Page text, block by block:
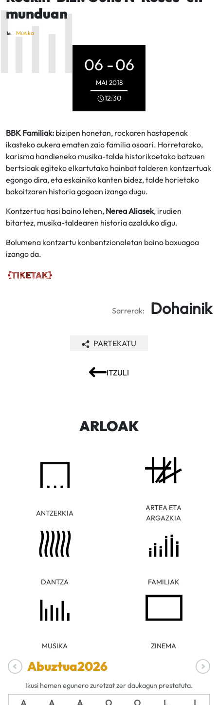
munduan
Musika
06 -06
MAI 2018
12:30
BBK Familiak: bizipen honetan, rockaren hastapenak
ikasteko aukera ematen zaio familia osoari. Horretarako,
karisma handieneko musika-talde historikoetako batzuen
bertsioak egiteko elkartutako hainbat talderen kontzertuak
egongo dira, eta eskainiko kanten bidez, talde horietako
bakoitzaren historia gogoan izango dugu.
Kontzertua hasi baino lehen, Nerea Aliasek, irudien
bitartez, musika-taldearen historia azalduko digu.
Bolumena kontzertu konbentzionaletan baino baxuagoa
izango da.
Sarrerak: Dohainik
ITZULI
PARTEKATU
ARLOAK
ANTZERKIA
ARTEA ETA
ARGAZKIA
DANTZA FAMILIAK
MUSIKA ZINEMA
Abuztua2026
Ikusi hemen egunero zuretzat zer daukagun prestatuta.
A A A O O L I